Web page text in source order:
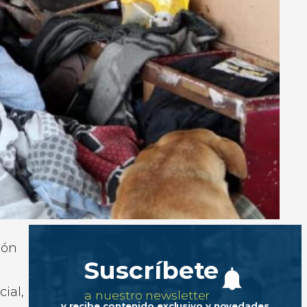
Suscríbete
a nuestro newsletter